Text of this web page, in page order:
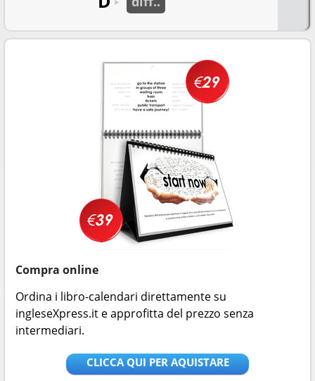
Compra online
Ordina i libro-calendari direttamente su
ingleseXpress.it e approfitta del prezzo senza
intermediari.
CLICCA QUI PER AQUISTARE